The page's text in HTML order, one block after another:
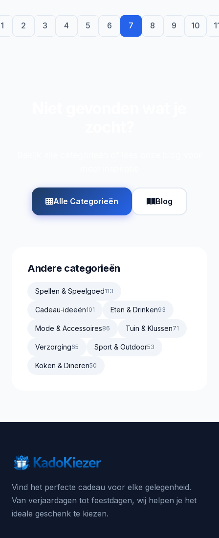
1 2 3 4 5 6 7 8 9 10
Alle Categorieën Blog
Andere categorieën
Spellen & Speelgoed113
Cadeau-ideeën101 Eten & Drinken93
Mode & Accessoires86 Tuin & Klussen71
Verzorging65 Sport & Outdoor53
Koken & Dineren50
Vind het perfecte cadeau voor elke gelegenheid.
Van verjaardagen tot feestdagen, wij helpen je het
ideale geschenk te kiezen.